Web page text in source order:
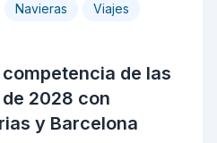
Navieras Viajes
de las
2028 con
y Barcelona